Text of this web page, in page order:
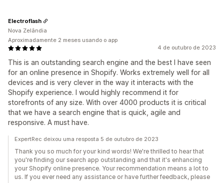
4 de outubro de 2023
This is an outstanding search engine and the best I have seen
for an online presence in Shopify. Works extremely well for all
devices and is very clever in the way it interacts with the
Shopify experience. I would highly recommend it for
storefronts of any size. With over 4000 products it is critical
that we have a search engine that is quick, agile and
responsive. A must have.
Electroflash
Nova Zelândia
Aproximadamente 2 meses usando o app
ExpertRec deixou uma resposta 5 de outubro de 2023
Thank you so much for your kind words! We're thrilled to hear that
you're finding our search app outstanding and that it's enhancing
your Shopify online presence. Your recommendation means a lot to
us. If you ever need any assistance or have further feedback, please